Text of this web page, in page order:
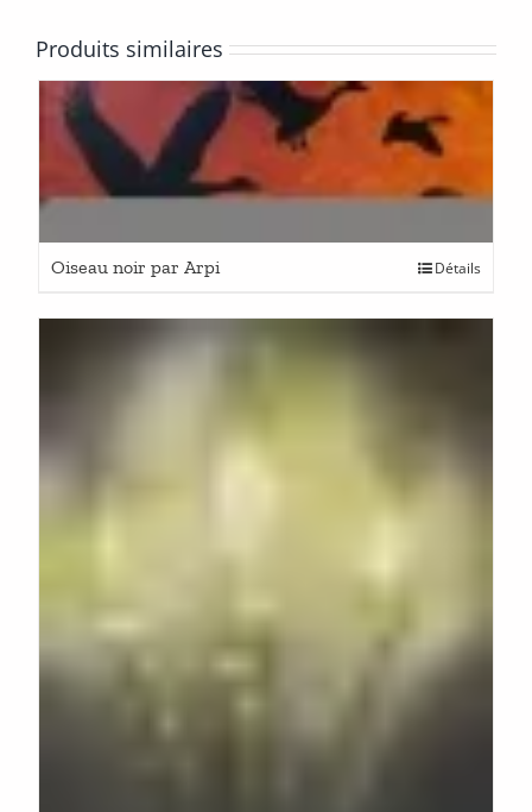
Produits similaires
Oiseau noir par Arpi Détails